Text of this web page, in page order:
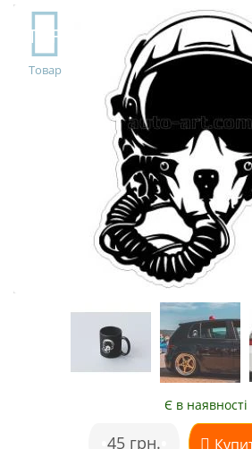
TOP
Товар
Є в наявності
45 грн.